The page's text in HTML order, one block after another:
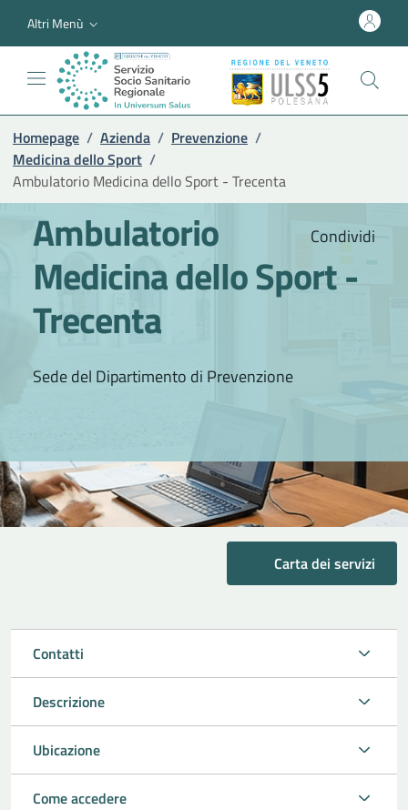
Altri Menù
Homepage / Azienda / Prevenzione /
Medicina dello Sport /
Ambulatorio Medicina dello Sport - Trecenta
Condividi
Ambulatorio
Medicina dello Sport -
Trecenta
Sede del Dipartimento di Prevenzione
Carta dei servizi
Contatti
Descrizione
Ubicazione
Come accedere